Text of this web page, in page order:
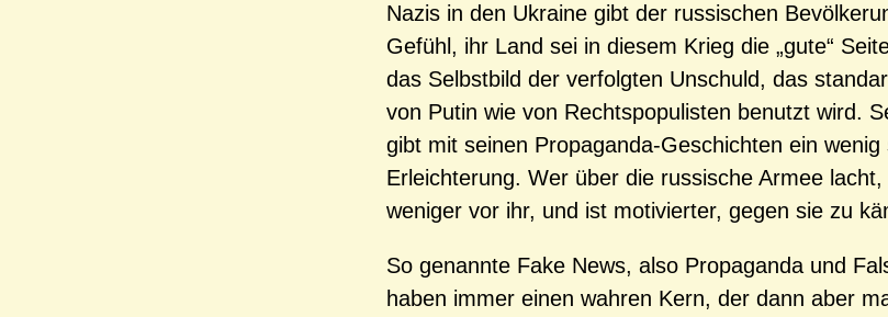
Nazis in den Ukraine gibt der russischen
Gefühl, ihr Land sei in diesem Krieg die „gute“
das Selbstbild der verfolgten Unschuld, das
von Putin wie von Rechtspopulisten benutzt wird.
gibt mit seinen Propaganda-Geschichten ein wenig
Erleichterung. Wer über die russische Armee
weniger vor ihr, und ist motivierter, gegen sie zu
So genannte Fake News, also Propaganda und
haben immer einen wahren Kern, der dann aber